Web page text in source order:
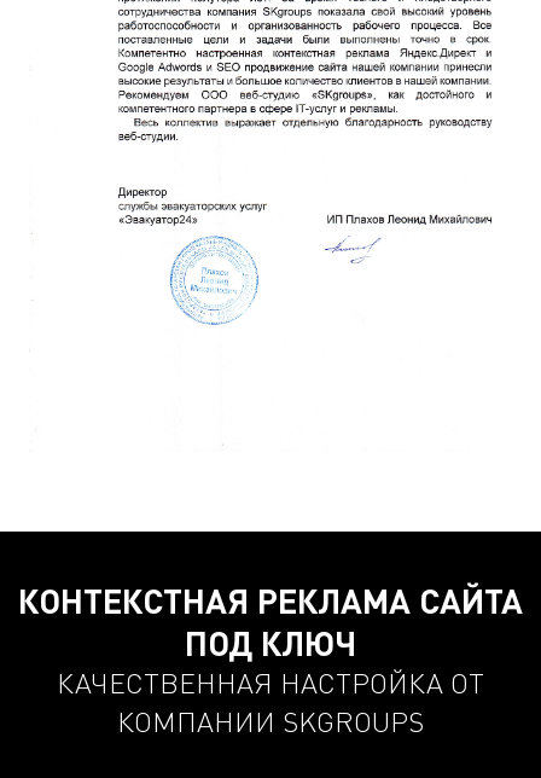
КОНТЕКСТНАЯ РЕКЛАМА САЙТА
ПОД КЛЮЧ
КАЧЕСТВЕННАЯ НАСТРОЙКА ОТ
КОМПАНИИ SKGROUPS